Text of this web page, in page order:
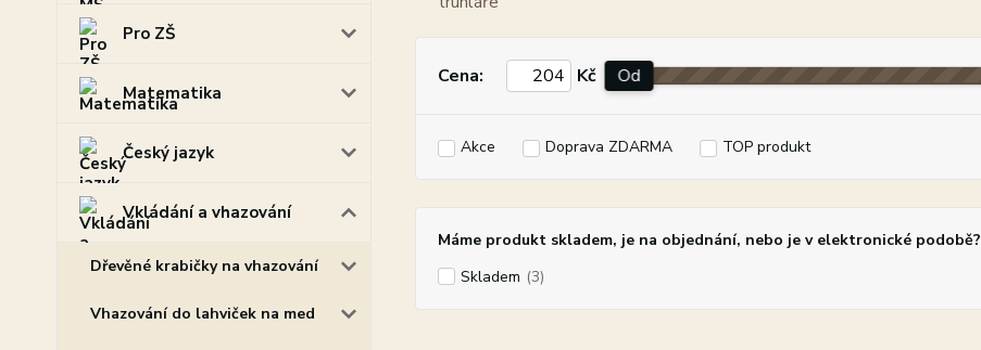
Pro ZŠ
Matematika
Český jazyk
Vkládání a vhazování
Dřevěné krabičky na vhazování
Vhazování do lahviček na med
Cena: Kč Od
Akce Doprava ZDARMA TOP produkt
Máme produkt skladem, je na objednání, nebo je v elektronické podobě?
Skladem (3)